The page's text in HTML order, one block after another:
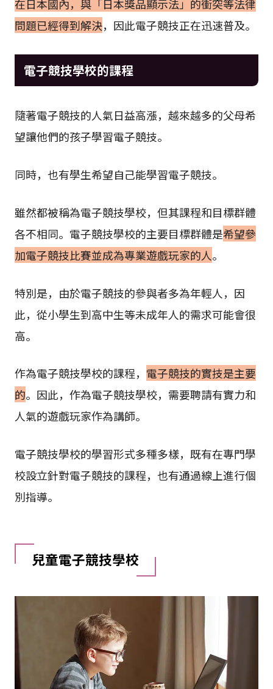
在日本國內，與「日本獎品顯示法」的衝突等法律
問題已經得到解決，因此電子競技正在迅速普及。
電子競技學校的課程
隨著電子競技的人氣日益高漲，越來越多的父母希
望讓他們的孩子學習電子競技。
同時，也有學生希望自己能學習電子競技。
雖然都被稱為電子競技學校，但其課程和目標群體
各不相同。電子競技學校的主要目標群體是希望參
加電子競技比賽並成為專業遊戲玩家的人。
特別是，由於電子競技的參與者多為年輕人，因
此，從小學生到高中生等未成年人的需求可能會很
高。
作為電子競技學校的課程， 電子競技的實技是主要
的。因此，作為電子競技學校，需要聘請有實力和
人氣的遊戲玩家作為講師。
電子競技學校的學習形式多種多樣，既有在專門學
校設立針對電子競技的課程，也有通過線上進行個
別指導。
兒童電子競技學校